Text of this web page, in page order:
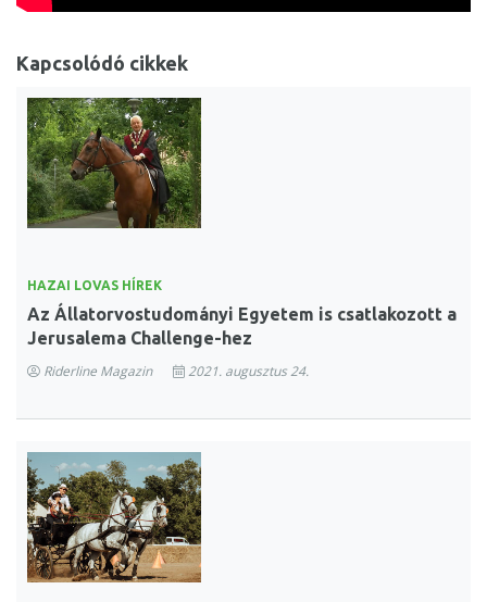
Kapcsolódó cikkek
HAZAI LOVAS HÍREK
Az Állatorvostudományi Egyetem is csatlakozott a
Jerusalema Challenge-hez
Riderline Magazin 2021. augusztus 24.